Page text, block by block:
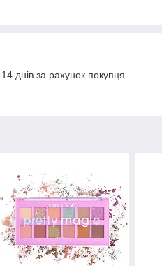
днів за рахунок покупця